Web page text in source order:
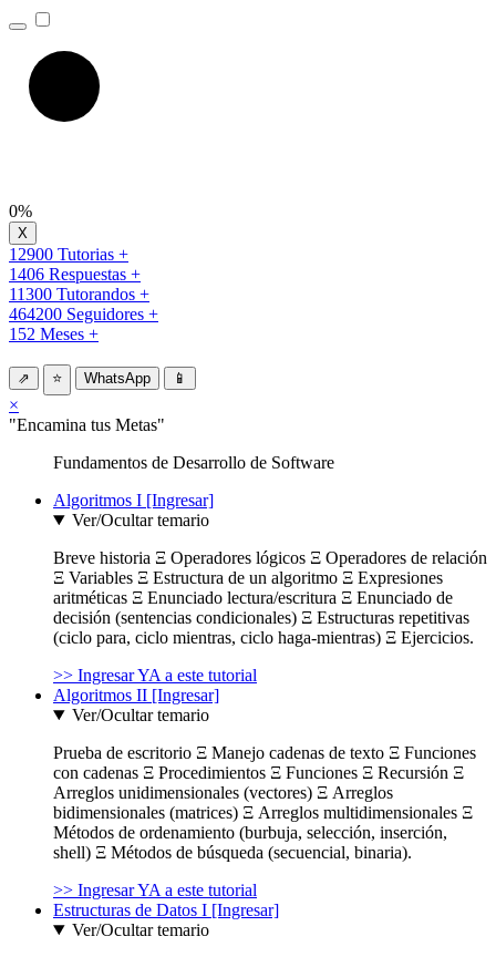
0%
12900 Tutorias +
1406 Respuestas +
11300 Tutorandos +
464200 Seguidores +
152 Meses +
⇗ ⭐ WhatsApp 📱
×
"Encamina tus Metas"
Fundamentos de Desarrollo de Software
Algoritmos I [Ingresar]
Ver/Ocultar temario
Breve historia Ξ Operadores lógicos Ξ Operadores de relación
Ξ Variables Ξ Estructura de un algoritmo Ξ Expresiones
aritméticas Ξ Enunciado lectura/escritura Ξ Enunciado de
decisión (sentencias condicionales) Ξ Estructuras repetitivas
(ciclo para, ciclo mientras, ciclo haga-mientras) Ξ Ejercicios.
>> Ingresar YA a este tutorial
Algoritmos II [Ingresar]
Ver/Ocultar temario
Prueba de escritorio Ξ Manejo cadenas de texto Ξ Funciones
con cadenas Ξ Procedimientos Ξ Funciones Ξ Recursión Ξ
Arreglos unidimensionales (vectores) Ξ Arreglos
bidimensionales (matrices) Ξ Arreglos multidimensionales Ξ
Métodos de ordenamiento (burbuja, selección, inserción,
shell) Ξ Métodos de búsqueda (secuencial, binaria).
>> Ingresar YA a este tutorial
Estructuras de Datos I [Ingresar]
Ver/Ocultar temario